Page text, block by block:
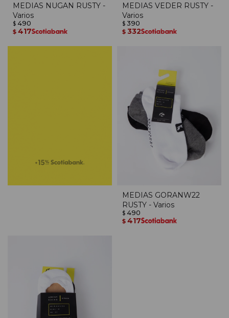
MEDIAS NUGAN RUSTY -
Varios
$ 490
$ 417
MEDIAS VEDER RUSTY -
Varios
$ 390
$ 332
MEDIAS GORANW22
RUSTY - Varios
$ 490
$ 417